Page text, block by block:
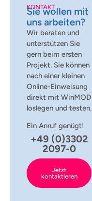
KONTAKT
Sie wollen mit
uns arbeiten?
Wir beraten und
unterstützen Sie
gern beim ersten
Projekt. Sie können
nach einer kleinen
Online-Einweisung
direkt mit WinMOD
loslegen und testen.
Ein Anruf genügt!
+49 (0)3302
2097-0
Jetzt
kontaktieren